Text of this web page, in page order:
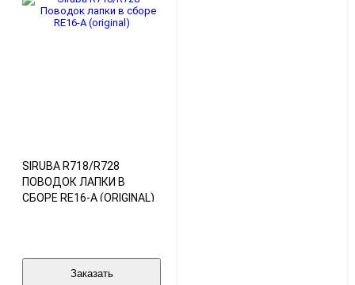
SIRUBA R718/R728
ПОВОДОК ЛАПКИ В
СБОРЕ RE16-A (ORIGINAL)
Заказать